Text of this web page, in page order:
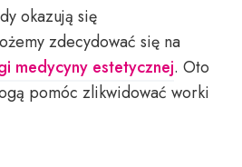
okazują się
zdecydować się na
medycyny estetycznej. Oto
pomóc zlikwidować worki